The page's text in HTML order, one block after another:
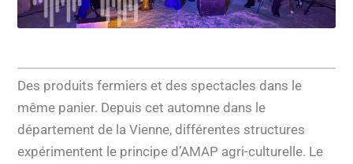
Des produits fermiers et des spectacles dans le
même panier. Depuis cet automne dans le
département de la Vienne, différentes structures
expérimentent le principe d’AMAP agri-culturelle. Le